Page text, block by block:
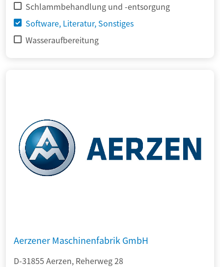
Schlammbehandlung und -entsorgung
Software, Literatur, Sonstiges
Wasseraufbereitung
Aerzener Maschinenfabrik GmbH
D-31855 Aerzen, Reherweg 28